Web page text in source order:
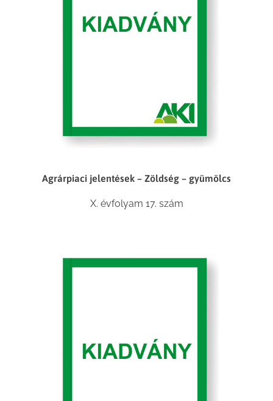
Agrárpiaci jelentések – Zöldség – gyümölcs
X. évfolyam 17. szám